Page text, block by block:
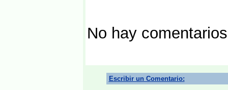
No hay
Escribir un Comentario: